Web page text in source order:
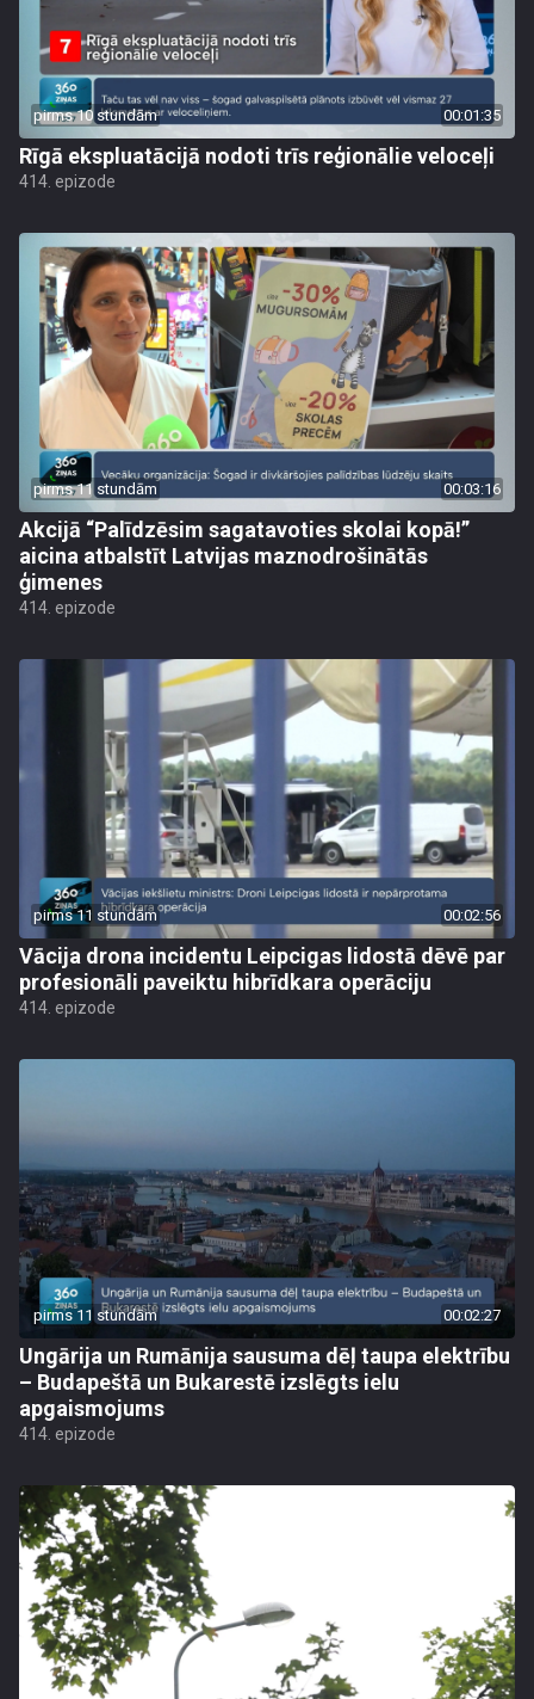
pirms 10 stundām 00:01:35
Rīgā ekspluatācijā nodoti trīs reģionālie veloceļi
414. epizode
pirms 11 stundām 00:03:16
Akcijā “Palīdzēsim sagatavoties skolai kopā!”
aicina atbalstīt Latvijas maznodrošinātās
ģimenes
414. epizode
pirms 11 stundām 00:02:56
Vācija drona incidentu Leipcigas lidostā dēvē par
profesionāli paveiktu hibrīdkara operāciju
414. epizode
pirms 11 stundām 00:02:27
Ungārija un Rumānija sausuma dēļ taupa elektrību
– Budapeštā un Bukarestē izslēgts ielu
apgaismojums
414. epizode